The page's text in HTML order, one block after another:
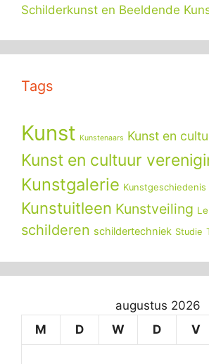
Schilderkunst en Beeldende
Tags
Kunst Kunstenaars Kunst en
Kunst en cultuur
Kunstgalerie Kunstgeschiedenis
Kunstuitleen Kunstveiling
schilderen schildertechniek Studie
augustus 2026
M
D W D V